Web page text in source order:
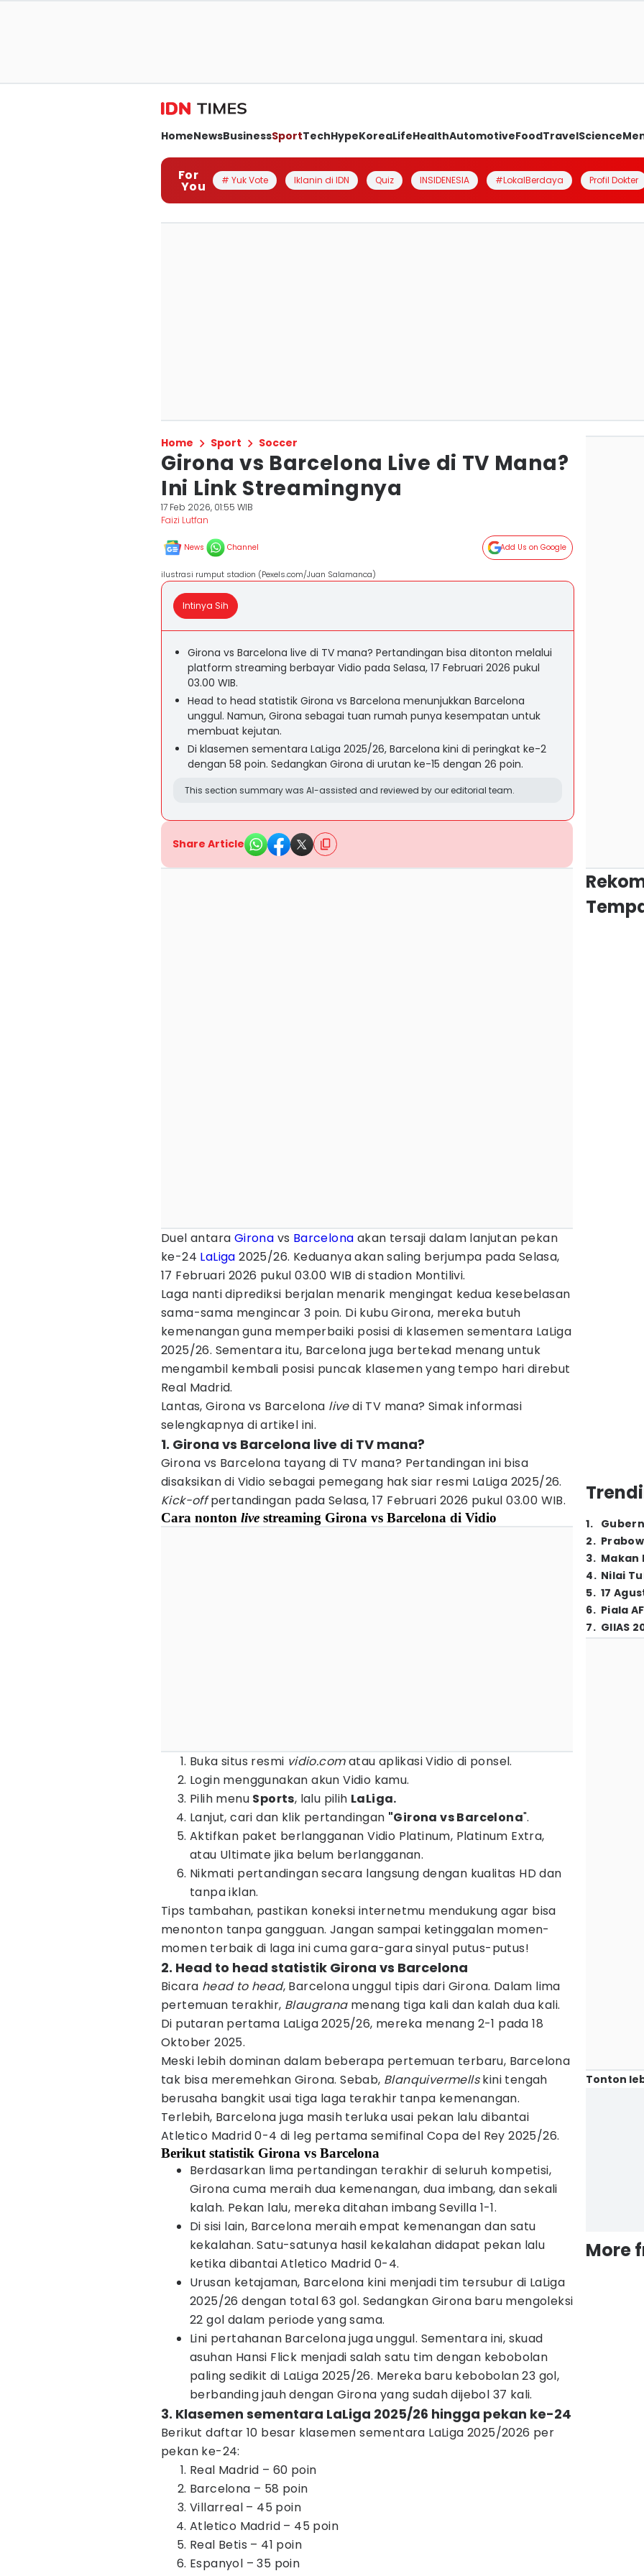
HomeNewsBusinessSportTechHypeKoreaLifeHealthAutomotiveFoodTravelScience
For
You # Yuk Vote Iklanin di IDN Quiz INSIDENESIA #LokalBerdaya Profil Dokter
Home Sport Soccer
Girona vs Barcelona Live di TV Mana?
Ini Link Streamingnya
17 Feb 2026, 01:55 WIB
Faizi Lutfan
News Channel Add Us on Google
ilustrasi rumput stadion (Pexels.com/Juan Salamanca)
Intinya Sih
Girona vs Barcelona live di TV mana? Pertandingan bisa ditonton melalui
platform streaming berbayar Vidio pada Selasa, 17 Februari 2026 pukul
03.00 WIB.
Head to head statistik Girona vs Barcelona menunjukkan Barcelona
unggul. Namun, Girona sebagai tuan rumah punya kesempatan untuk
membuat kejutan.
Di klasemen sementara LaLiga 2025/26, Barcelona kini di peringkat ke-2
dengan 58 poin. Sedangkan Girona di urutan ke-15 dengan 26 poin.
This section summary was AI-assisted and reviewed by our editorial team.
Share Article
Duel antara Girona vs Barcelona akan tersaji dalam lanjutan pekan
ke-24 LaLiga 2025/26. Keduanya akan saling berjumpa pada Selasa,
17 Februari 2026 pukul 03.00 WIB di stadion Montilivi.
Laga nanti diprediksi berjalan menarik mengingat kedua kesebelasan
sama-sama mengincar 3 poin. Di kubu Girona, mereka butuh
kemenangan guna memperbaiki posisi di klasemen sementara LaLiga
2025/26. Sementara itu, Barcelona juga bertekad menang untuk
mengambil kembali posisi puncak klasemen yang tempo hari direbut
Real Madrid.
Lantas, Girona vs Barcelona livedi TV mana? Simak informasi
selengkapnya di artikel ini.
1. Girona vs Barcelona live di TV mana?
Girona vs Barcelona tayang di TV mana? Pertandingan ini bisa
disaksikan di Vidio sebagai pemegang hak siar resmi LaLiga 2025/26.
Kick-offpertandingan pada Selasa, 17 Februari 2026 pukul 03.00 WIB.
Cara nonton live streaming Girona vs Barcelona di Vidio
Buka situs resmi vidio.comatau aplikasi Vidio di ponsel.
Login menggunakan akun Vidio kamu.
Pilih menu Sports, lalu pilih LaLiga.
Lanjut, cari dan klik pertandingan "Girona vs Barcelona".
Aktifkan paket berlangganan Vidio Platinum, Platinum Extra,
atau Ultimate jika belum berlangganan.
Nikmati pertandingan secara langsung dengan kualitas HD dan
tanpa iklan.
Tips tambahan, pastikan koneksi internetmu mendukung agar bisa
menonton tanpa gangguan. Jangan sampai ketinggalan momen-
momen terbaik di laga ini cuma gara-gara sinyal putus-putus!
2. Head to head statistik Girona vs Barcelona
Bicara head to head, Barcelona unggul tipis dari Girona. Dalam lima
pertemuan terakhir, Blaugrana menang tiga kali dan kalah dua kali.
Di putaran pertama LaLiga 2025/26, mereka menang 2-1 pada 18
Oktober 2025.
Meski lebih dominan dalam beberapa pertemuan terbaru, Barcelona
tak bisa meremehkan Girona. Sebab, Blanquivermellskini tengah
berusaha bangkit usai tiga laga terakhir tanpa kemenangan.
Terlebih, Barcelona juga masih terluka usai pekan lalu dibantai
Atletico Madrid 0-4 di leg pertama semifinal Copa del Rey 2025/26.
Berikut statistik Girona vs Barcelona
Berdasarkan lima pertandingan terakhir di seluruh kompetisi,
Girona cuma meraih dua kemenangan, dua imbang, dan sekali
kalah. Pekan lalu, mereka ditahan imbang Sevilla 1-1.
Di sisi lain, Barcelona meraih empat kemenangan dan satu
kekalahan. Satu-satunya hasil kekalahan didapat pekan lalu
ketika dibantai Atletico Madrid 0-4.
Urusan ketajaman, Barcelona kini menjadi tim tersubur di LaLiga
2025/26 dengan total 63 gol. Sedangkan Girona baru mengoleksi
22 gol dalam periode yang sama.
Lini pertahanan Barcelona juga unggul. Sementara ini, skuad
asuhan Hansi Flick menjadi salah satu tim dengan kebobolan
paling sedikit di LaLiga 2025/26. Mereka baru kebobolan 23 gol,
berbanding jauh dengan Girona yang sudah dijebol 37 kali.
3. Klasemen sementara LaLiga 2025/26 hingga pekan ke-24
Berikut daftar 10 besar klasemen sementara LaLiga 2025/2026 per
pekan ke-24:
Real Madrid – 60 poin
Barcelona – 58 poin
Villarreal – 45 poin
Atletico Madrid – 45 poin
Real Betis – 41 poin
Espanyol – 35 poin
1.
2.
3. Makan
4. Nilai
5. 17
6. Piala
7. GIIAS
Tonton
More